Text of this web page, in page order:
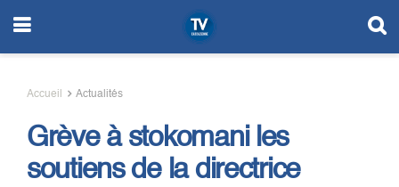
Accueil Actualités
Grève à stokomani les
soutiens de la directrice